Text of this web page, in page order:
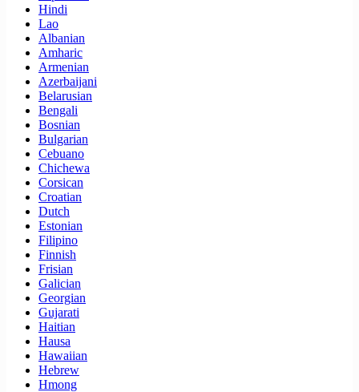
Hindi
Lao
Albanian
Amharic
Armenian
Azerbaijani
Belarusian
Bengali
Bosnian
Bulgarian
Cebuano
Chichewa
Corsican
Croatian
Dutch
Estonian
Filipino
Finnish
Frisian
Galician
Georgian
Gujarati
Haitian
Hausa
Hawaiian
Hebrew
Hmong